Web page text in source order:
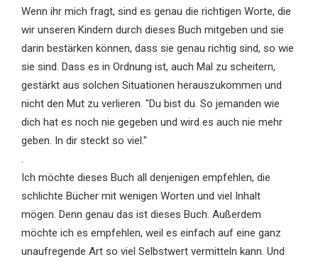
Wenn ihr mich fragt, sind es genau die richtigen Worte, die
wir unseren Kindern durch dieses Buch mitgeben und sie
darin bestärken können, dass sie genau richtig sind, so wie
sie sind. Dass es in Ordnung ist, auch Mal zu scheitern,
gestärkt aus solchen Situationen herauszukommen und
nicht den Mut zu verlieren. "Du bist du. So jemanden wie
dich hat es noch nie gegeben und wird es auch nie mehr
geben. In dir steckt so viel."
.
Ich möchte dieses Buch all denjenigen empfehlen, die
schlichte Bücher mit wenigen Worten und viel Inhalt
mögen. Denn genau das ist dieses Buch. Außerdem
möchte ich es empfehlen, weil es einfach auf eine ganz
unaufregende Art so viel Selbstwert vermitteln kann. Und